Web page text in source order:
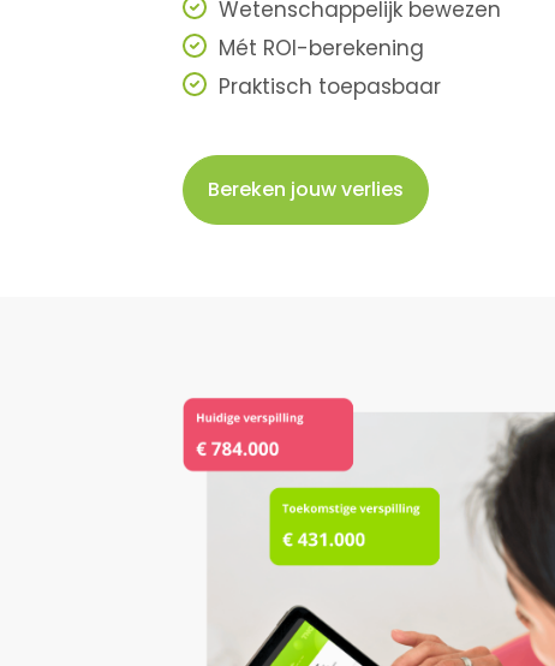
Wetenschappelijk bewezen
Mét ROI-berekening
Praktisch toepasbaar
Bereken jouw verlies